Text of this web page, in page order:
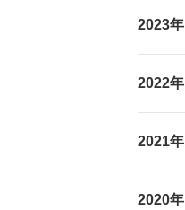
2023年
2022年
2021年
2020年